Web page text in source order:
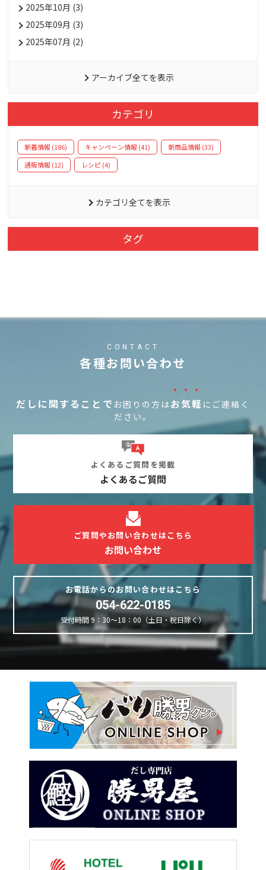
2025年10月 (3)
2025年09月 (3)
2025年07月 (2)
アーカイブ全てを表示
カテゴリ
新着情報 (186) キャンペーン情報 (41)
新商品情報 (33)
通販情報 (12)
レシピ (4)
カテゴリ全てを表示
タグ
CONTACT
各種お問い合わせ
だしに関することで お困りの方はお気軽
・・・
にご連絡く
ださい。
よくあるご質問を掲載
よくあるご質問
ご質問やお問い合わせはこちら
お問い合わせ
お電話からのお問い合わせはこちら
054-622-0185
受付時間 9：30～18：00（土日・祝日除く）